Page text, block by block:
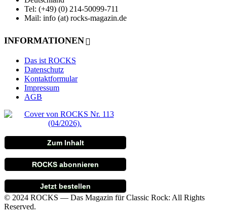
Tel: (+49) (0) 214-50099-711
Mail: info (at) rocks-magazin.de
INFORMATIONEN
Das ist ROCKS
Datenschutz
Kontaktformular
Impressum
AGB
Zum Inhalt
ROCKS abonnieren
Jetzt bestellen
© 2024 ROCKS — Das Magazin für Classic Rock: All Rights
Reserved.